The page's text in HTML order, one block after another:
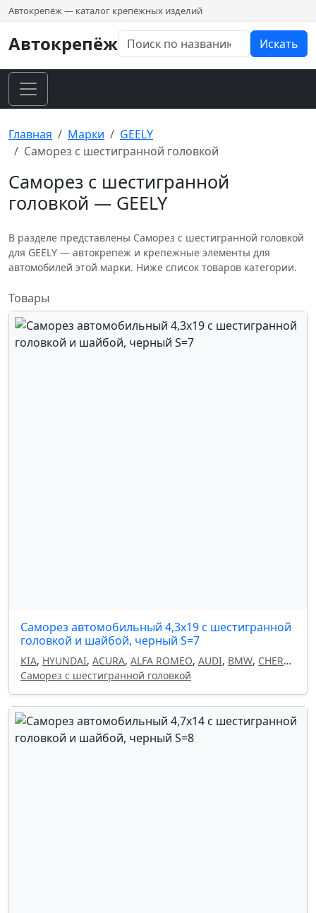
Автокрепёж — каталог крепёжных изделий
Автокрепёж Искать
Главная Марки
GEELY
Саморез с шестигранной головкой
Саморез с шестигранной
головкой — GEELY
В разделе представлены Саморез с шестигранной головкой
для GEELY — автокрепеж и крепежные элементы для
автомобилей этой марки. Ниже список товаров категории.
Товары
Саморез автомобильный 4,3x19 с шестигранной
головкой и шайбой, черный S=7
KIA, HYUNDAI, ACURA, ALFA ROMEO, AUDI, BMW, CHERY,
CHEVROLET,CHRYSLER,CITROEN,DAEWOO
LANCIA,LEXUS,MAZDA,MITSUBISHI,NISSAN,OMODA,
OPEL,PEUGEOT,RENAULT,SEAT, SKODA, SUBARU,
SUZUKI,TOYOTA,VOLKSWAGEN,VOLVO
Саморез с шестигранной головкой